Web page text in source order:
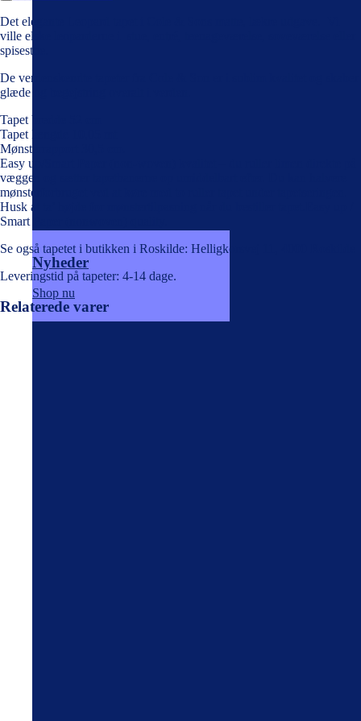
Nyheder
Shop nu
Det elegante Leopard tapet i Cole & Sons matte, lækre udgave. Vi
ville elske leoparderne i stue, entré, teenageværelse, soveværelse eller
spisestue.
De verdenskendte tapeter fra Cole & Son er i sublim kvalitet og skaber
glæde og begejstring overalt i verden.
Tapet bredde 52 cm
Tapet længde 10,05 mt
Mønsterrapport 30,5 cm.
Easy up/Smart Paper (non-woven) kvalitet – du ruller limen direkte på
væggen og sætter tapetbanerne op umiddelbart efter. Du kan halvere
mønsterforbruget ved at køre med to ruller tapet under tapetseringen.
Husk at ta’ højde for mønstertilpasning når du bestiller tapet.Easy up /
Smart Paper (nonwoven) quality.
Se også tapetet i butikken i Roskilde: Helligkorsvej 11, 4000 Roskilde
Leveringstid på tapeter: 4-14 dage.
Relaterede varer